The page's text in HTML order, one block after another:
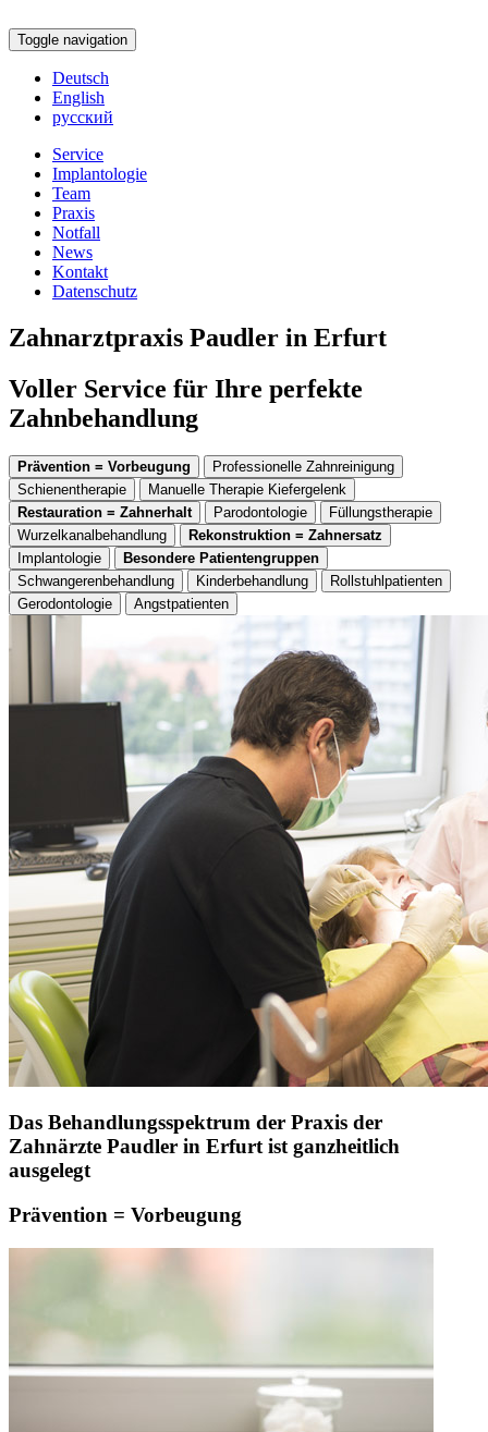
Toggle navigation
Deutsch
English
русский
Service
Implantologie
Team
Praxis
Notfall
News
Kontakt
Datenschutz
Zahnarztpraxis Paudler in Erfurt
Voller Service für Ihre perfekte
Zahnbehandlung
Prävention = Vorbeugung
Professionelle Zahnreinigung
Schienentherapie
Manuelle Therapie Kiefergelenk
Restauration = Zahnerhalt
Parodontologie
Füllungstherapie
Wurzelkanalbehandlung
Rekonstruktion = Zahnersatz
Implantologie
Besondere Patientengruppen
Schwangerenbehandlung
Kinderbehandlung
Rollstuhlpatienten
Gerodontologie
Angstpatienten
Das Behandlungsspektrum der Praxis der
Zahnärzte Paudler in Erfurt ist ganzheitlich
ausgelegt
Prävention = Vorbeugung